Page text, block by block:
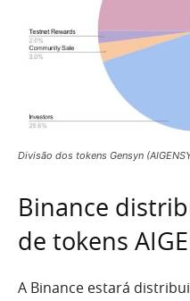
Divisão dos tokens Gensyn
Binance
de tokens
A Binance estará